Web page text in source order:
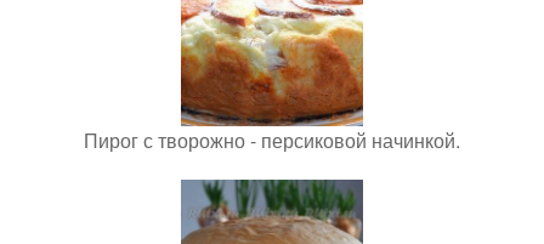
Пирог с творожно - персиковой начинкой.